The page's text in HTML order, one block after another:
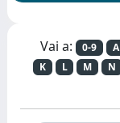
Vai a: 0-9 A
K
L M N